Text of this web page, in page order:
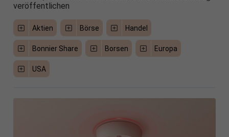
veröffentlichen
Aktien Börse Handel
Bonnier Share Borsen Europa
USA